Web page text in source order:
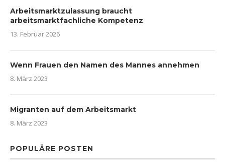
Arbeitsmarktzulassung braucht
arbeitsmarktfachliche Kompetenz
13. Februar 2026
Wenn Frauen den Namen des Mannes annehmen
8. März 2023
Migranten auf dem Arbeitsmarkt
8. März 2023
POPULÄRE POSTEN